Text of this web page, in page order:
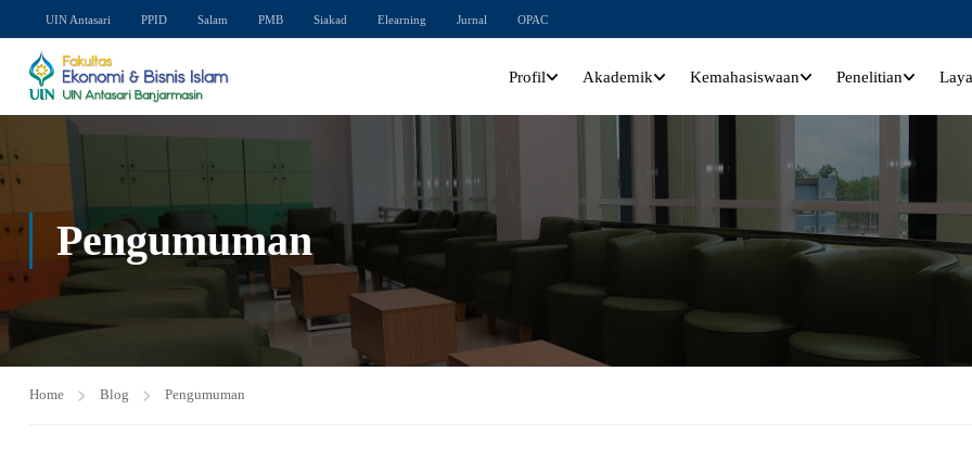
UIN Antasari PPID Salam PMB Siakad Elearning Jurnal OPAC
Profil Akademik Kemahasiswaan Penelitian
Pengumuman
Home Blog Pengumuman